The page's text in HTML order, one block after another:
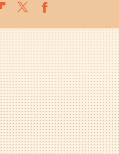
Flipboard
Twitter